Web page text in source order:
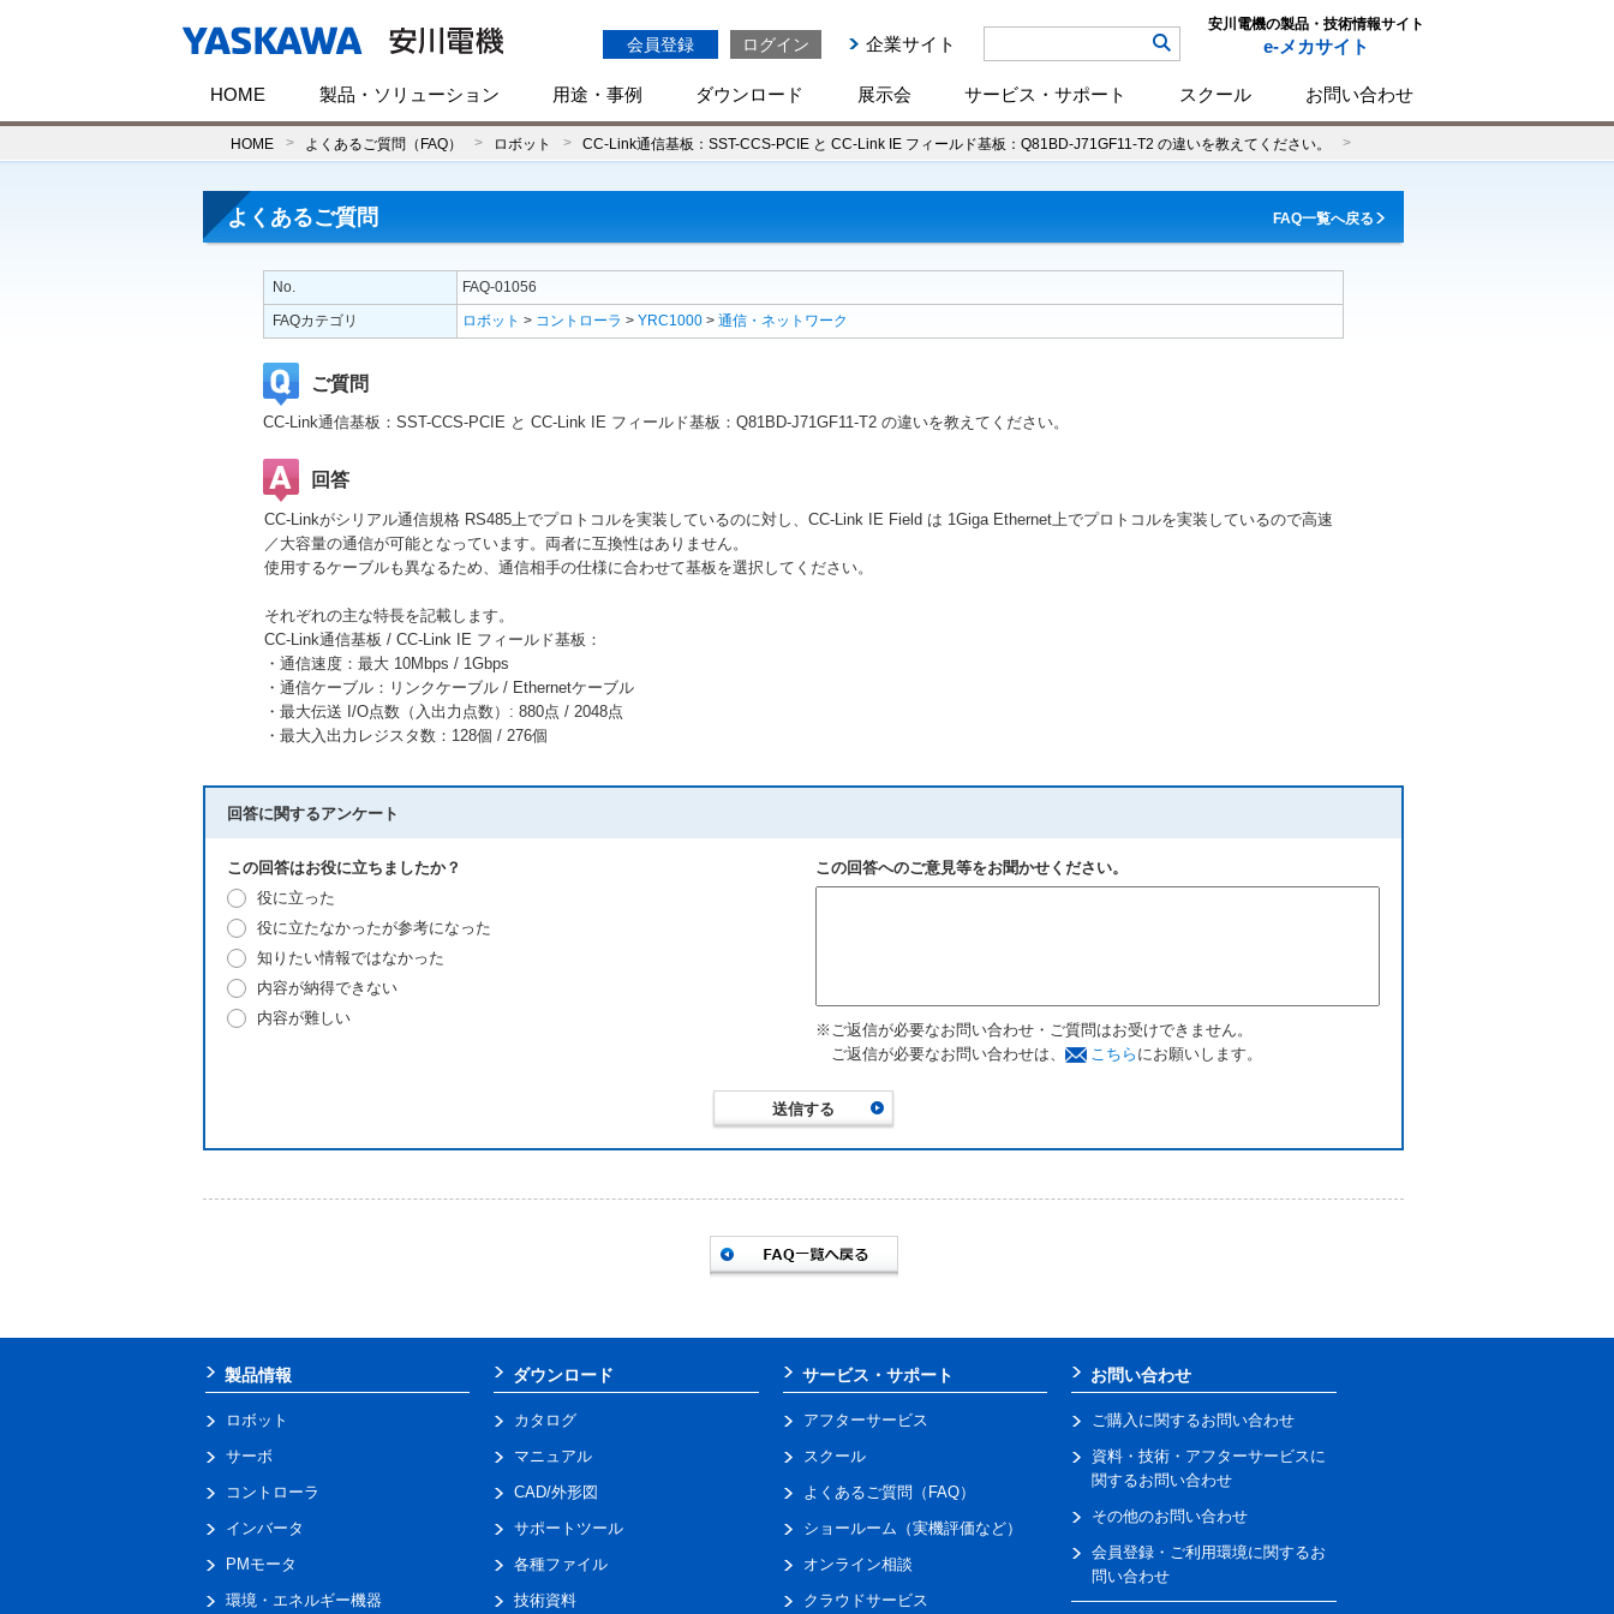
会員登録 ログイン 企業サイト
安川電機の製品・技術情報サイト
e-メカサイト
HOME 製品・ソリューション 用途・事例 ダウンロード 展示会 サービス・サポート スクール お問い合わせ
HOME よくあるご質問（FAQ） ロボット CC-Link通信基板：SST-CCS-PCIE と CC-Link IE フィールド基板：Q81BD-J71GF11-T2 の違いを教えてください。
よくあるご質問 FAQ一覧へ戻る
No.
FAQ-01056
FAQカテゴリ
ロボット > コントローラ > YRC1000 > 通信・ネットワーク
ご質問
CC-Link通信基板：SST-CCS-PCIE と CC-Link IE フィールド基板：Q81BD-J71GF11-T2 の違いを教えてください。
回答
CC-Linkがシリアル通信規格 RS485上でプロトコルを実装しているのに対し、CC-Link IE Field は 1Giga Ethernet上でプロトコルを実装しているので高速
／大容量の通信が可能となっています。両者に互換性はありません。
使用するケーブルも異なるため、通信相手の仕様に合わせて基板を選択してください。
それぞれの主な特長を記載します。
CC-Link通信基板 / CC-Link IE フィールド基板：
・通信速度：最大 10Mbps / 1Gbps
・通信ケーブル：リンクケーブル / Ethernetケーブル
・最大伝送 I/O点数（入出力点数）: 880点 / 2048点
・最大入出力レジスタ数：128個 / 276個
回答に関するアンケート
この回答はお役に立ちましたか？
役に立った
役に立たなかったが参考になった
知りたい情報ではなかった
内容が納得できない
内容が難しい
この回答へのご意見等をお聞かせください。
※ご返信が必要なお問い合わせ・ご質問はお受けできません。
ご返信が必要なお問い合わせは、
こちら にお願いします。
製品情報
ロボット
サーボ
コントローラ
インバータ
PMモータ
環境・エネルギー機器
ダウンロード
カタログ
マニュアル
CAD/外形図
サポートツール
各種ファイル
技術資料
サービス・サポート
アフターサービス
スクール
よくあるご質問（FAQ）
ショールーム（実機評価など）
オンライン相談
クラウドサービス
お問い合わせ
ご購入に関するお問い合わせ
資料・技術・アフターサービスに
関するお問い合わせ
その他のお問い合わせ
会員登録・ご利用環境に関するお
問い合わせ